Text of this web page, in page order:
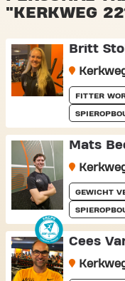
"KERKWEG
Britt
FITTER
Mats
GEWICHT
Cees